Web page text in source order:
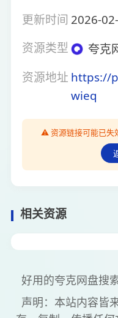
更新时间 2026-
资源类型
夸克
资源地址 https://
wieq
⚠️ 资源链接可能已失
相关资源
好用的夸克网盘搜
声明：本站内容皆